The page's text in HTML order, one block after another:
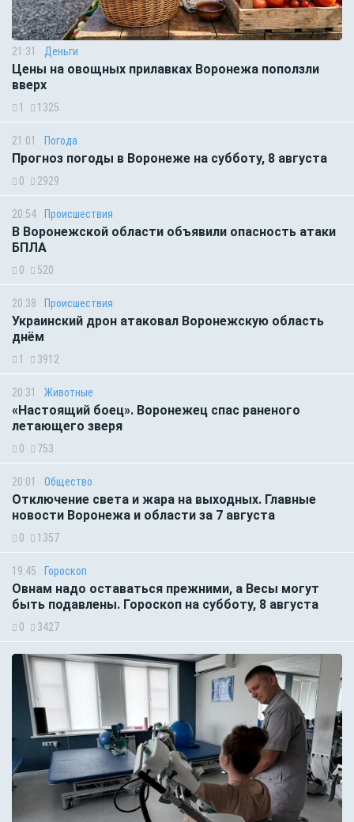
21:31 Деньги
Цены на овощных прилавках Воронежа поползли
вверх
1 1325
21:01 Погода
Прогноз погоды в Воронеже на субботу, 8 августа
0 2929
20:54 Происшествия
В Воронежской области объявили опасность атаки
БПЛА
0 520
20:38 Происшествия
Украинский дрон атаковал Воронежскую область
днём
1 3912
20:31 Животные
«Настоящий боец». Воронежец спас раненого
летающего зверя
0 753
20:01 Общество
Отключение света и жара на выходных. Главные
новости Воронежа и области за 7 августа
0 1357
19:45 Гороскоп
Овнам надо оставаться прежними, а Весы могут
быть подавлены. Гороскоп на субботу, 8 августа
0 3427